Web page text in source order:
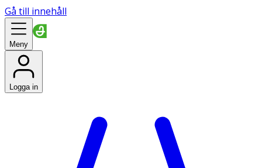
Gå till innehåll
Meny
Logga in